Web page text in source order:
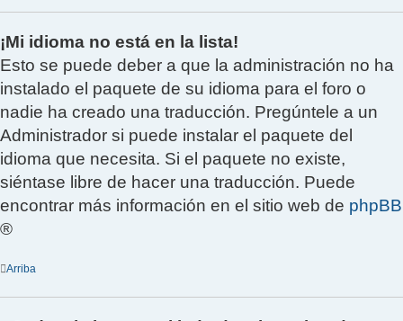
¡Mi idioma no está en la lista!
Esto se puede deber a que la administración no ha
instalado el paquete de su idioma para el foro o
nadie ha creado una traducción. Pregúntele a un
Administrador si puede instalar el paquete del
idioma que necesita. Si el paquete no existe,
siéntase libre de hacer una traducción. Puede
encontrar más información en el sitio web de phpBB
®
Arriba